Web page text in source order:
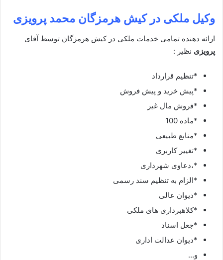
وکیل ملکی در کیش هرمزگان محمد پرویزی
ارائه دهنده تمامی خدمات ملکی در کیش هرمزگان توسط آقای
پرویزی نظیر :
*تنظیم قرارداد
*پیش خرید و پیش فروش
*فروش مال غیر
*ماده 100
*منابع طبیعی
*تغییر کاربری
*،دعاوی شهرداری
*الزام به تنظیم سند رسمی
*دیوان عالی
*کلاهبرداری های ملکی
*جعل اسناد
*دیوان عدالت اداری
و…